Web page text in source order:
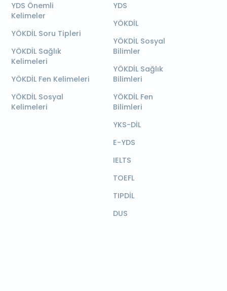
YDS Önemli
Kelimeler
YÖKDİL Soru Tipleri
YÖKDİL Sağlık
Kelimeleri
YÖKDİL Fen Kelimeleri
YÖKDİL Sosyal
Kelimeleri
YDS
YÖKDİL
YÖKDİL Sosyal
Bilimler
YÖKDİL Sağlık
Bilimleri
YÖKDİL Fen
Bilimleri
YKS-DİL
E-YDS
IELTS
TOEFL
TIPDİL
DUS